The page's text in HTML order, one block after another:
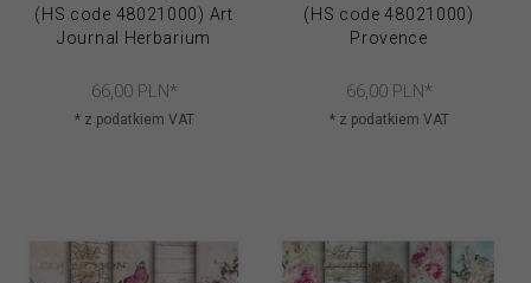
(HS code 48021000) Art
Journal Herbarium
66, 00 PLN*
* z podatkiem VAT
(HS code 48021000)
Provence
66, 00 PLN*
* z podatkiem VAT